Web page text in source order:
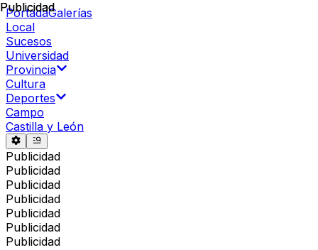
PortadaGalerías
Local
Sucesos
Universidad
Provincia
Cultura
Deportes
Campo
Castilla y León
Publicidad
Publicidad
Publicidad
Publicidad
Publicidad
Publicidad
Publicidad
Publicidad
Publicidad